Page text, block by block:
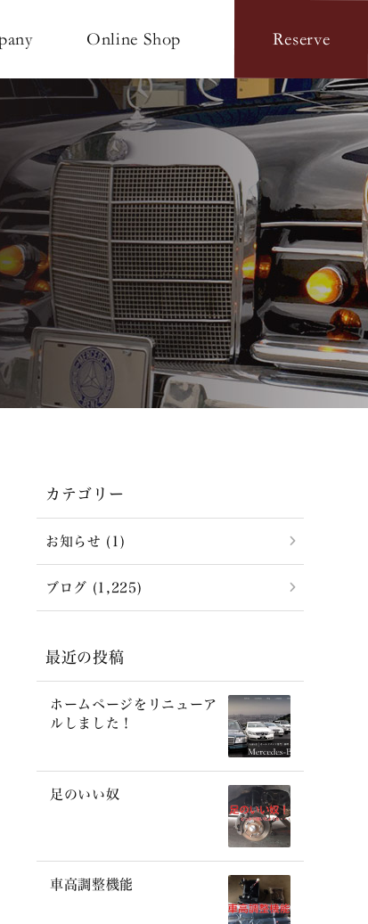
Online Shop Reserve
カテゴリー
お知らせ (1)
ブログ (1,225)
最近の投稿
ホームページをリニューア
ルしました！
足のいい奴
車高調整機能